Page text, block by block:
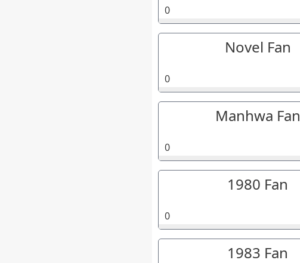
0
Novel Fan
0
Manhwa Fan
0
1980 Fan
0
1983 Fan